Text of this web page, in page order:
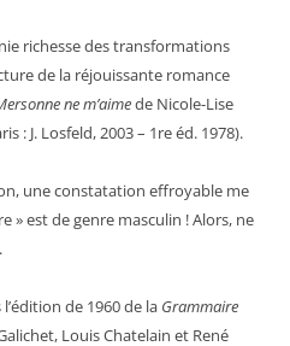
richesse des transformations
de la réjouissante romance
ne m’aimede Nicole-Lise
: J. Losfeld, 2003 – 1re éd. 1978).
une constatation effroyable me
» est de genre masculin ! Alors, ne
de 1960 de la Grammaire
Louis Chatelain et René